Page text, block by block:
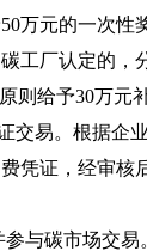
万元的一次
工厂认定的，
则给予30万元
交易。根据企
凭证，经审核
参与碳市场交